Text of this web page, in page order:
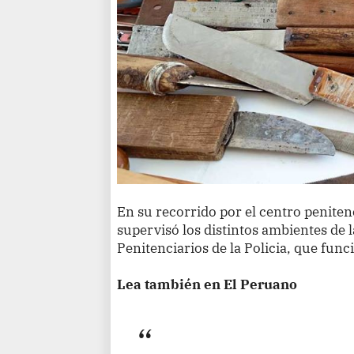
En su recorrido por el centro
supervisó los distintos ambientes de
Penitenciarios de la Policia, que
Lea también en El Peruano